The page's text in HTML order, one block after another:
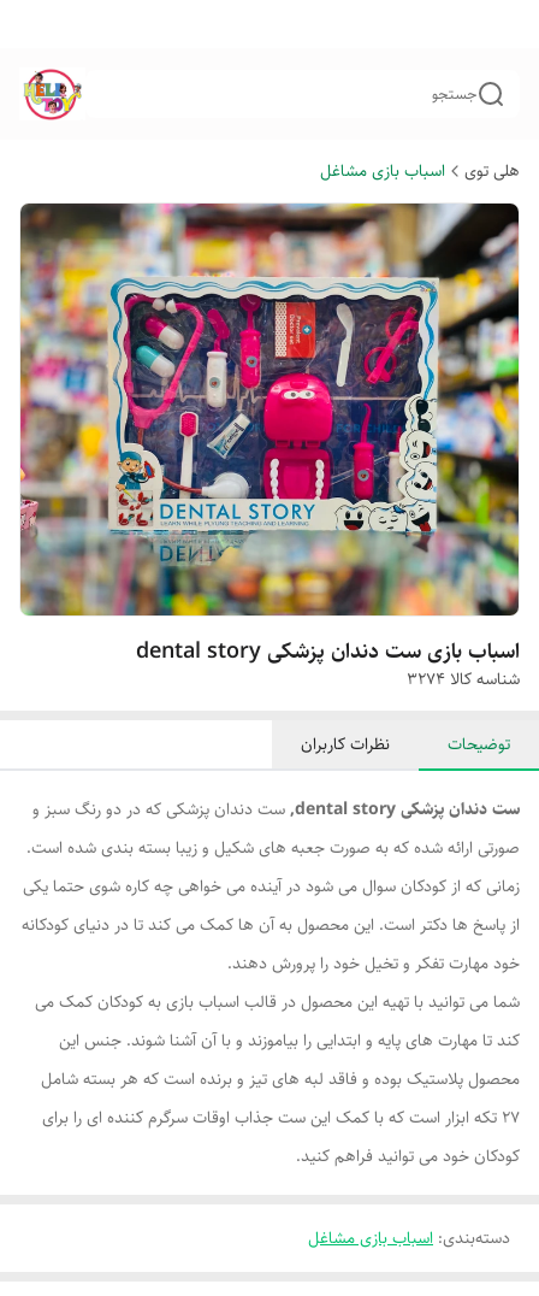
جستجو
هلی توی اسباب بازی مشاغل
اسباب بازی ست دندان پزشکی dental story
شناسه کالا ۳۲۷۴
توضیحات نظرات کاربران
ست دندان پزشکی dental story,
ست دندان پزشکی که در دو رنگ سبز و
صورتی ارائه شده که به صورت جعبه های شکیل و زیبا بسته بندی شده است.
زمانی که از کودکان سوال می شود در آینده می خواهی چه کاره شوی حتما یکی
از پاسخ ها دکتر است. این محصول به آن ها کمک می کند تا در دنیای کودکانه
خود مهارت تفکر و تخیل خود را پرورش دهند.
شما می توانید با تهیه این محصول در قالب اسباب بازی به کودکان کمک می
کند تا مهارت های پایه و ابتدایی را بیاموزند و با آن آشنا شوند. جنس این
محصول پلاستیک بوده و فاقد لبه های تیز و برنده است که هر بسته شامل
27 تکه ابزار است که با کمک این ست جذاب اوقات سرگرم کننده ای را برای
کودکان خود می توانید فراهم کنید.
دسته‌بندی: اسباب بازی مشاغل